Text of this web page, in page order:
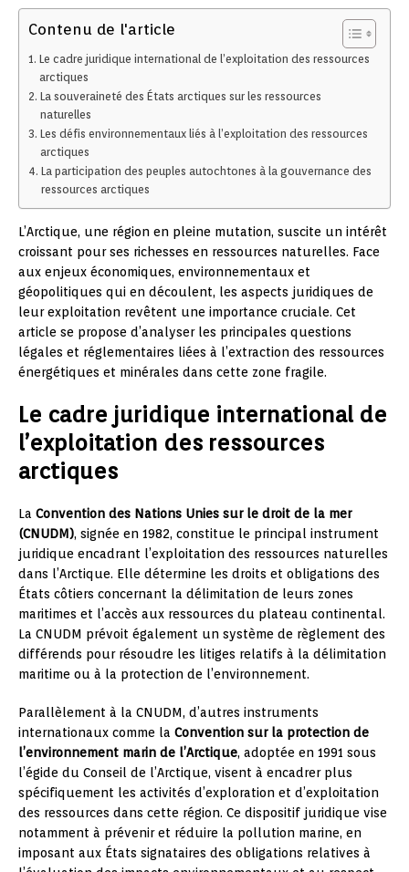
Contenu de l'article
Le cadre juridique international de l’exploitation des ressources
arctiques
La souveraineté des États arctiques sur les ressources
naturelles
Les défis environnementaux liés à l’exploitation des ressources
arctiques
La participation des peuples autochtones à la gouvernance des
ressources arctiques
L’Arctique, une région en pleine mutation, suscite un intérêt
croissant pour ses richesses en ressources naturelles. Face
aux enjeux économiques, environnementaux et
géopolitiques qui en découlent, les aspects juridiques de
leur exploitation revêtent une importance cruciale. Cet
article se propose d’analyser les principales questions
légales et réglementaires liées à l’extraction des ressources
énergétiques et minérales dans cette zone fragile.
Le cadre juridique international de
l’exploitation des ressources
arctiques
La Convention des Nations Unies sur le droit de la mer
(CNUDM), signée en 1982, constitue le principal instrument
juridique encadrant l’exploitation des ressources naturelles
dans l’Arctique. Elle détermine les droits et obligations des
États côtiers concernant la délimitation de leurs zones
maritimes et l’accès aux ressources du plateau continental.
La CNUDM prévoit également un système de règlement des
différends pour résoudre les litiges relatifs à la délimitation
maritime ou à la protection de l’environnement.
Parallèlement à la CNUDM, d’autres instruments
internationaux comme la Convention sur la protection de
l’environnement marin de l’Arctique, adoptée en 1991 sous
l’égide du Conseil de l’Arctique, visent à encadrer plus
spécifiquement les activités d’exploration et d’exploitation
des ressources dans cette région. Ce dispositif juridique vise
notamment à prévenir et réduire la pollution marine, en
imposant aux États signataires des obligations relatives à